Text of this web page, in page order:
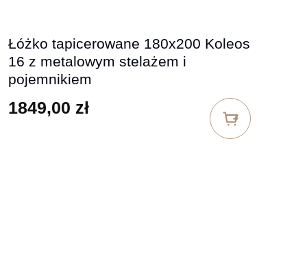
Łóżko tapicerowane 180x200 Koleos
16 z metalowym stelażem i
pojemnikiem
1849,00 zł